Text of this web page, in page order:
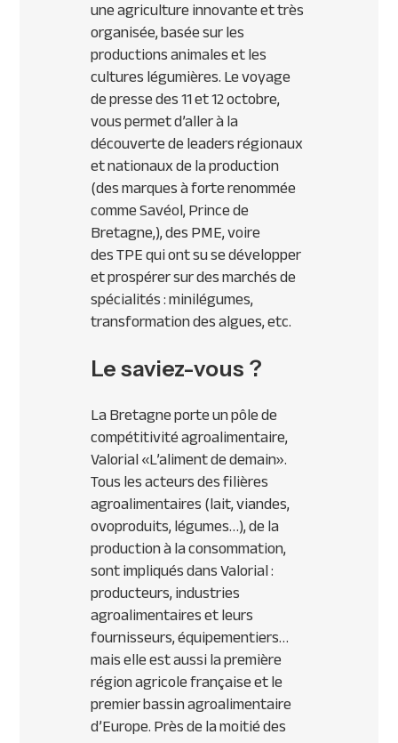
une agriculture innovante et très
organisée, basée sur les
productions animales et les
cultures légumières. Le voyage
de presse des 11 et 12 octobre,
vous permet d’aller à la
découverte de leaders régionaux
et nationaux de la production
(des marques à forte renommée
comme Savéol, Prince de
Bretagne,), desPME, voire
desTPEqui ont su se développer
et prospérer sur des marchés de
spécialités : minilégumes,
transformation des algues, etc.
Le saviez-vous ?
La Bretagne porte un pôle de
compétitivité agroalimentaire,
Valorial «L’aliment de demain».
Tous les acteurs des filières
agroalimentaires (lait, viandes,
ovoproduits, légumes…), de la
production à la consommation,
sont impliqués dans Valorial :
producteurs, industries
agroalimentaires et leurs
fournisseurs, équipementiers…
mais elle est aussi la première
région agricole française et le
premier bassin agroalimentaire
d’Europe. Près de la moitié des